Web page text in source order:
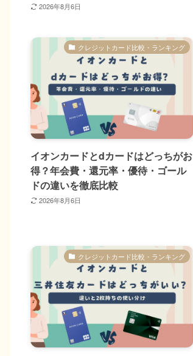
2026年8月6日
クレジットカード比較・ランキング
イオンカードとdカードはどっちがお
得？年会費・還元率・優待・ゴール
ドの違いを徹底比較
2026年8月6日
クレジットカード比較・ランキング